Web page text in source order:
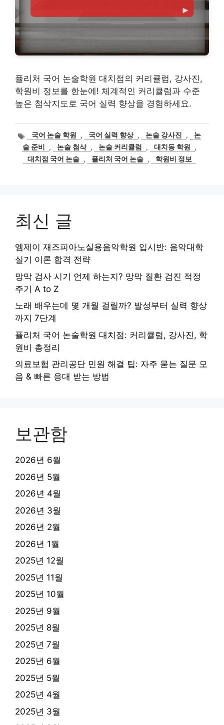
퓰리처 국어 논술학원 대치점의 커리큘럼, 강사진,
학원비 정보를 한눈에! 체계적인 커리큘럼과 수준
높은 첨삭지도로 국어 실력 향상을 경험하세요.
태
그
국어 논술 학원 , 국어 실력 향상 , 논술 강사진 ,
논
술 준비
, 논술 첨삭 , 논술 커리큘럼 , 대치동 학원
,
대치점 국어 논술 , 퓰리처 국어 논술 , 학원비 정보
최신 글
엠제이 재즈피아노실용음악학원 입시반: 음악대학
실기 이론 합격 전략
망막 검사 시기 언제 하는지? 망막 질환 검진 적정
주기 A to Z
노래 배우는데 몇 개월 걸릴까? 발성부터 실력 향상
까지 7단계
퓰리처 국어 논술학원 대치점: 커리큘럼, 강사진, 학
원비 총정리
의료보험 관리공단 민원 해결 팁: 자주 묻는 질문 모
음 & 빠른 응대 받는 방법
보관함
2026년 6월
2026년 5월
2026년 4월
2026년 3월
2026년 2월
2026년 1월
2025년 12월
2025년 11월
2025년 10월
2025년 9월
2025년 8월
2025년 7월
2025년 6월
2025년 5월
2025년 4월
2025년 3월